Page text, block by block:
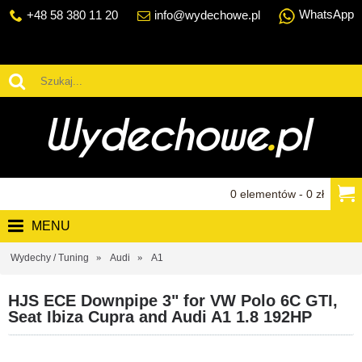
+48 58 380 11 20 info@wydechowe.pl WhatsApp
0 elementów - 0 zł
MENU
Wydechy / Tuning Audi A1
HJS ECE Downpipe 3" for VW Polo 6C GTI,
Seat Ibiza Cupra and Audi A1 1.8 192HP